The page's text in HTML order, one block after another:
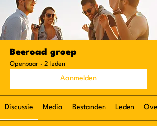
Beeroad groep
Openbaar · 2 leden
Aanmelden
Discussie Media Bestanden Leden Over